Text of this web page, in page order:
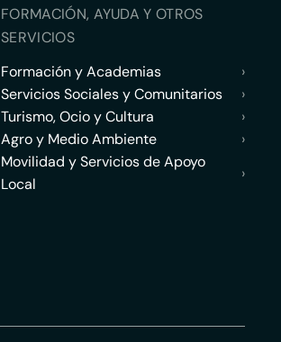
FORMACIÓN, AYUDA Y OTROS
SERVICIOS
Formación y Academias
›
Servicios Sociales y Comunitarios
›
Turismo, Ocio y Cultura
›
Agro y Medio Ambiente
›
Movilidad y Servicios de Apoyo
Local
›